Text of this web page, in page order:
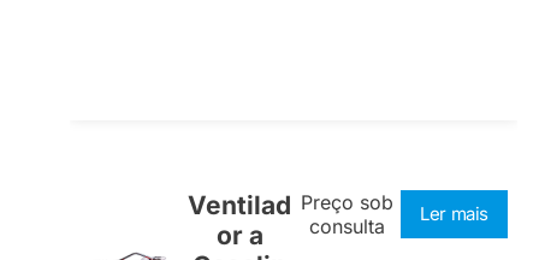
Ventilad
or a
Preço sob
consulta
Ler mais